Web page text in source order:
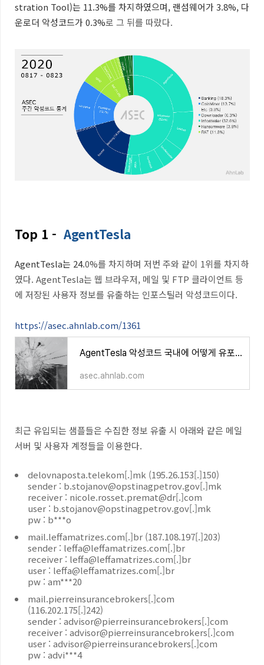
stration Tool)는 11.3%를 차지하였으며, 랜섬웨어가 3.8%, 다
운로더 악성코드가 0.3%로 그 뒤를 따랐다.
Top 1 - AgentTesla
AgentTesla는 24.0%를 차지하며 저번 주와 같이 1위를 차지하
였다. AgentTesla는 웹 브라우저, 메일 및 FTP 클라이언트 등
에 저장된 사용자 정보를 유출하는 인포스틸러 악성코드이다.
https://asec.ahnlab.com/1361
AgentTesla 악성코드 국내에 어떻게 유포되고 있나?
asec.ahnlab.com
최근 유입되는 샘플들은 수집한 정보 유출 시 아래와 같은 메일
서버 및 사용자 계정들을 이용한다.
delovnaposta.telekom[.]mk (195.26.153[.]150)
sender : b.stojanov@opstinagpetrov.gov[.]mk
receiver : nicole.rosset.premat@dr[.]com
user : b.stojanov@opstinagpetrov.gov[.]mk
pw : b***o
mail.leffamatrizes.com[.]br (187.108.197[.]203)
sender : leffa@leffamatrizes.com[.]br
receiver : leffa@leffamatrizes.com[.]br
user : leffa@leffamatrizes.com[.]br
pw : am***20
mail.pierreinsurancebrokers[.]com
(116.202.175[.]242)
sender : advisor@pierreinsurancebrokers[.]com
receiver : advisor@pierreinsurancebrokers[.]com
user : advisor@pierreinsurancebrokers[.]com
pw : advi***4